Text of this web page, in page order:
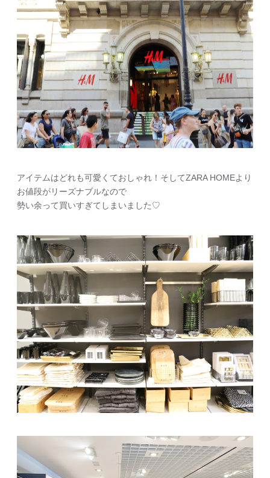
アイテムはどれも可愛くておしゃれ！そしてZARA HOMEより
お値段がリーズナブルなので
勢い余って買いすぎてしまいました♡